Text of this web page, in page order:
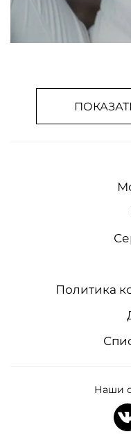
Политика
Наши